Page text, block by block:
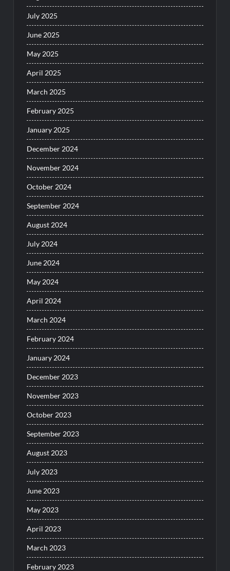
July 2025
June 2025
May 2025
April 2025
March 2025
February 2025
January 2025
December 2024
November 2024
October 2024
September 2024
August 2024
July 2024
June 2024
May 2024
April 2024
March 2024
February 2024
January 2024
December 2023
November 2023
October 2023
September 2023
August 2023
July 2023
June 2023
May 2023
April 2023
March 2023
February 2023